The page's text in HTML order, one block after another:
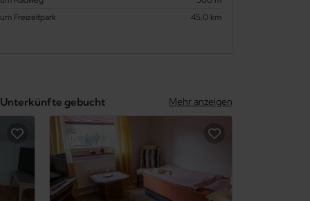
Freizeitpark
45,0 km
Unterkünfte gebucht Mehr anzeigen